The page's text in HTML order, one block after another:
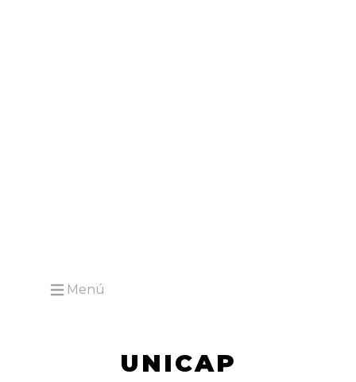
Open main menu
Menú
UNICAP